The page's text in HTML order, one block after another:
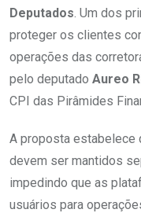
Deputados. Um dos
proteger os clientes
operações das
pelo deputado Aureo
CPI das Pirâmides
A proposta
devem ser mantidos
impedindo que as
usuários para